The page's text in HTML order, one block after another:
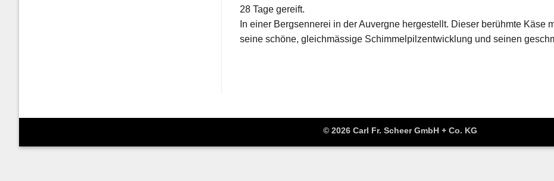
28 Tage gereift.
In einer Bergsennerei in der Auvergne hergestellt. Dieser berühmte Käse
seine schöne, gleichmässige Schimmelpilzentwicklung und seinen
© 2026 Carl Fr. Scheer GmbH + Co. KG